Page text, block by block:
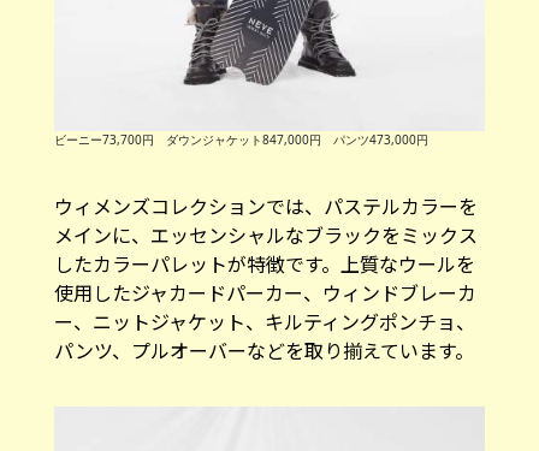
ビーニー73,700円 ダウンジャケット847,000円 パンツ473,000円
ウィメンズコレクションでは、パステルカラーを
メインに、エッセンシャルなブラックをミックス
したカラーパレットが特徴です。上質なウールを
使用したジャカードパーカー、ウィンドブレーカ
ー、ニットジャケット、キルティングポンチョ、
パンツ、プルオーバーなどを取り揃えています。